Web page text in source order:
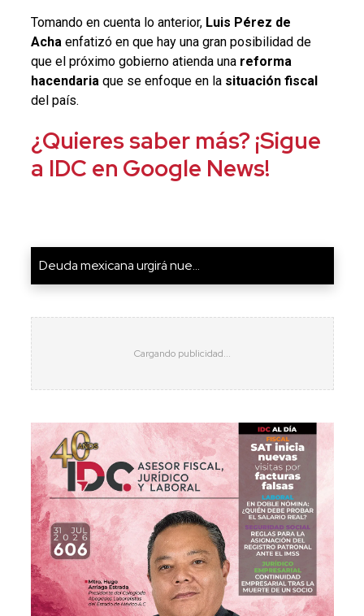
Tomando en cuenta lo anterior, Luis Pérez de
Acha enfatizó en que hay una gran posibilidad de
que el próximo gobierno atienda una reforma
hacendaria que se enfoque en la situación fiscal
del país.
¿Quieres saber más? ¡Sigue
a IDC en Google News!
Deuda mexicana urgirá nue...